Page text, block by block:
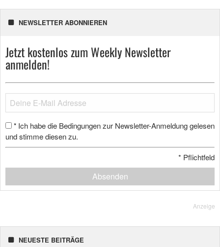
NEWSLETTER ABONNIEREN
Jetzt kostenlos zum Weekly Newsletter
anmelden!
* Ich habe die Bedingungen zur Newsletter-Anmeldung gelesen
und stimme diesen zu.
* Pflichtfeld
Absenden
Anzeige
NEUESTE BEITRÄGE